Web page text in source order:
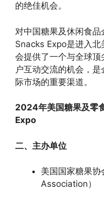
的绝佳机会。
对中国糖果及休闲食
Snacks Expo是进入北
会提供了一个与全球
户互动交流的机会，
际市场的重要渠道。
2024年美国糖果及
Expo
二、主办单位
美国国家糖果
Association）